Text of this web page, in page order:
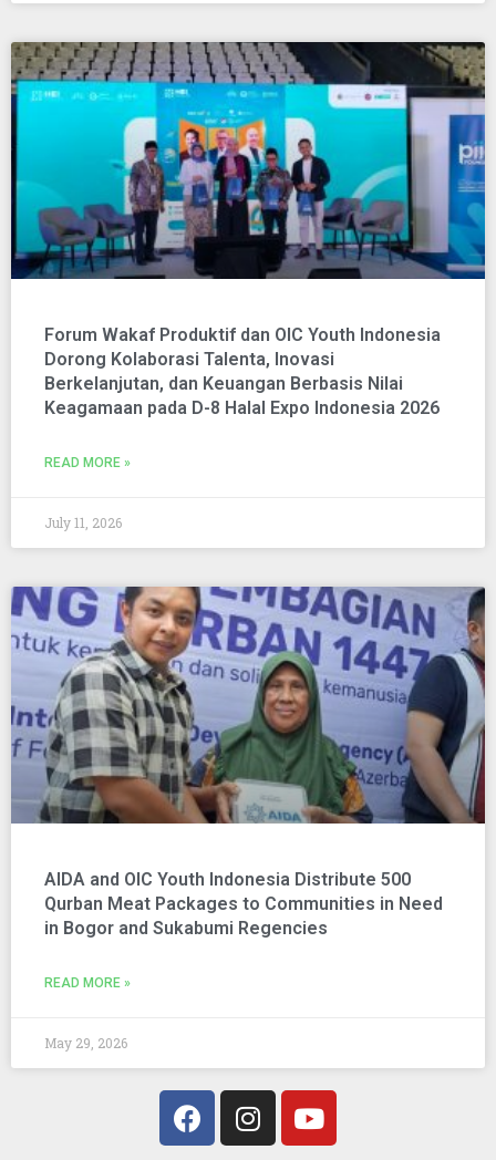
Forum Wakaf Produktif dan OIC Youth Indonesia
Dorong Kolaborasi Talenta, Inovasi
Berkelanjutan, dan Keuangan Berbasis Nilai
Keagamaan pada D-8 Halal Expo Indonesia 2026
READ MORE »
July 11, 2026
AIDA and OIC Youth Indonesia Distribute 500
Qurban Meat Packages to Communities in Need
in Bogor and Sukabumi Regencies
READ MORE »
May 29, 2026